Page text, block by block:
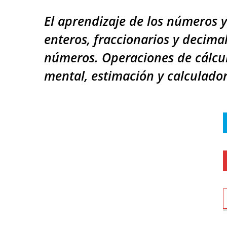
El aprendizaje de los números
enteros, fraccionarios y
números. Operaciones de
mental, estimación y